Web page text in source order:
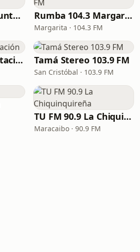
La FM Mundial Punto Fijo Rumba 104.3 Margarita FM
Margarita · 104.3 FM
Onda La Superestación Tamá Stereo 103.9 FM
San Cristóbal · 103.9 FM
TU FM 90.9 La Chiquinquireña
Maracaibo · 90.9 FM